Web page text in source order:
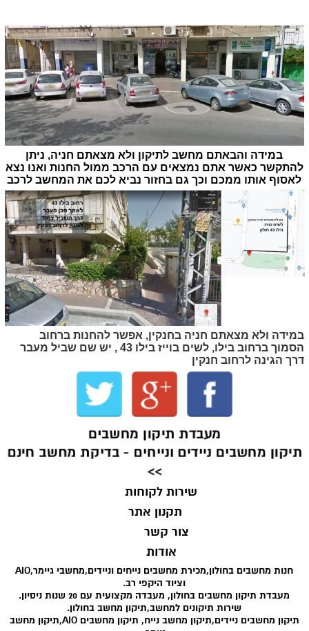
צור קשר
אודות
תקנון אתר
שירות לקוחות
חנות מחשבים בחולון,מכירת מחשבים נייחים וניידים,מחשבי גיימר,AIO
וציוד היקפי רב.
מעבדת תיקון מחשבים בחולון, מעבדה מקצועית עם 20 שנות ניסיון.
שירות תיקונים למחשב,תיקון מחשב בחולון.
תיקון מחשבים ניידים,תיקון מחשב נייח, תיקון מחשבים AIO,תיקון מחשב
מעבדת תיקון מחשבים
תיקון מחשבים ניידים ונייחים - בדיקת מחשב חינם
>>
במידה והבאתם מחשב לתיקון ולא מצאתם חניה, ניתן
להתקשר כאשר אתם נמצאים עם הרכב ממול החנות ואנו נצא
לאסוף אותו ממכם וכך גם בחזור נביא לכם את המחשב לרכב
במידה ולא מצאתם חניה בחנקין, אפשר להחנות ברחוב
הסמוך ברחוב בילו, לשים בוייז בילו 43 , יש שם שביל מעבר
דרך הגינה לרחוב חנקין